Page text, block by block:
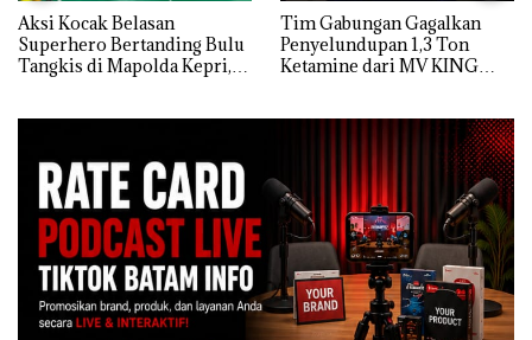
Aksi Kocak Belasan
Superhero Bertanding Bulu
Tangkis di Mapolda Kepri,
Tim Gabungan Gagalkan
Penyelundupan 1,3 Ton
Ketamine dari MV KING